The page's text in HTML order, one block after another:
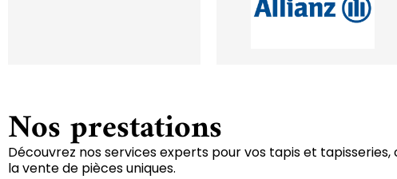
Nos prestations
Découvrez nos services experts pour vos tapis et
la vente de pièces uniques.